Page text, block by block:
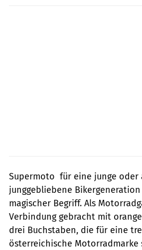
Supermoto  für eine junge oder
junggebliebene
magischer Begriff. Als
Verbindung gebracht mit
drei Buchstaben, die für eine
österreichische Motorradmarke